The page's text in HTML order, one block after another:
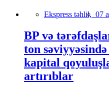
Ekspress təhlil, 07
BP və
ton
kapital
artırıblar